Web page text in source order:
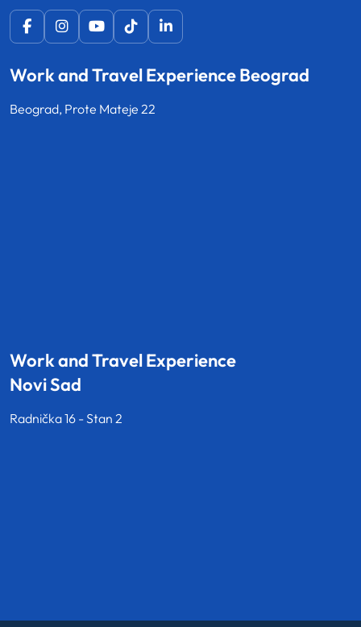
Work and Travel Experience Beograd
Beograd, Prote Mateje 22
Work and Travel Experience
Novi Sad
Radnička 16 - Stan 2